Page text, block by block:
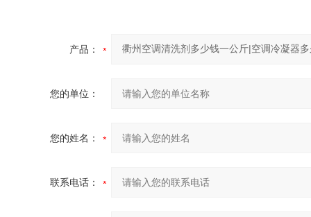
产品：
您的单位：
您的姓名：
联系电话：